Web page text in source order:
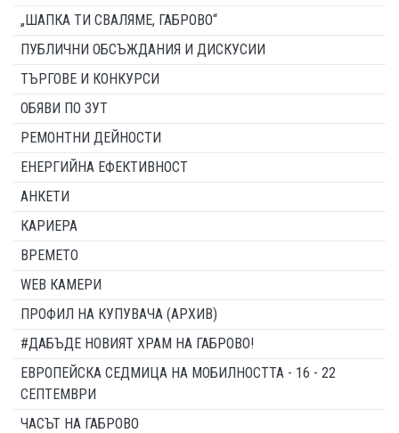
„ШАПКА ТИ СВАЛЯМЕ, ГАБРОВО“
ПУБЛИЧНИ ОБСЪЖДАНИЯ И ДИСКУСИИ
ТЪРГОВЕ И КОНКУРСИ
ОБЯВИ ПО ЗУТ
РЕМОНТНИ ДЕЙНОСТИ
ЕНЕРГИЙНА ЕФЕКТИВНОСТ
АНКЕТИ
КАРИЕРА
ВРЕМЕТО
WEB КАМЕРИ
ПРОФИЛ НА КУПУВАЧА (АРХИВ)
#ДАБЪДЕ НОВИЯТ ХРАМ НА ГАБРОВО!
ЕВРОПЕЙСКА СЕДМИЦА НА МОБИЛНОСТТА - 16 - 22
СЕПТЕМВРИ
ЧАСЪТ НА ГАБРОВО